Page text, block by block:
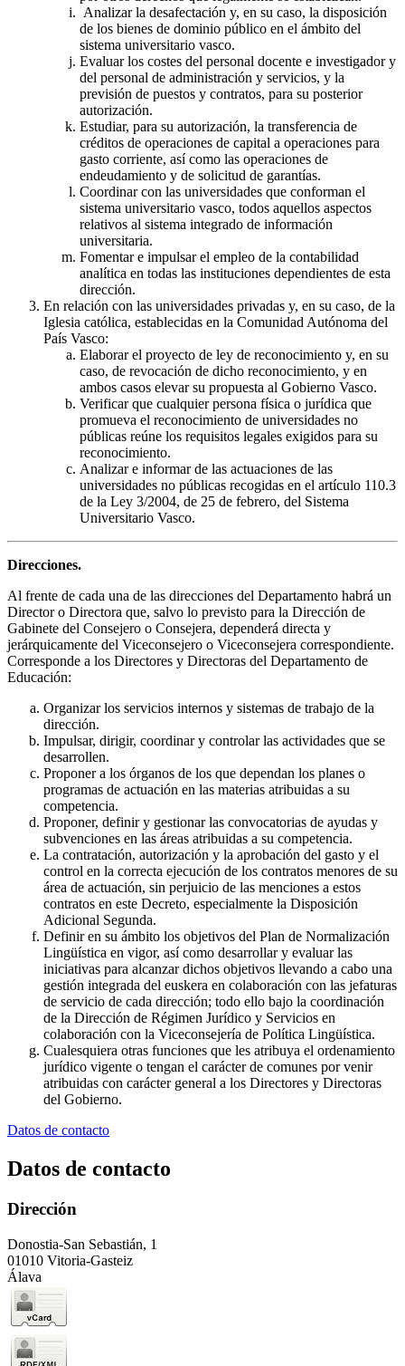
Analizar la desafectación y, en su caso, la disposición
de los bienes de dominio público en el ámbito del
sistema universitario vasco.
Evaluar los costes del personal docente e investigador y
del personal de administración y servicios, y la
previsión de puestos y contratos, para su posterior
autorización.
Estudiar, para su autorización, la transferencia de
créditos de operaciones de capital a operaciones para
gasto corriente, así como las operaciones de
endeudamiento y de solicitud de garantías.
Coordinar con las universidades que conforman el
sistema universitario vasco, todos aquellos aspectos
relativos al sistema integrado de información
universitaria.
Fomentar e impulsar el empleo de la contabilidad
analítica en todas las instituciones dependientes de esta
dirección.
En relación con las universidades privadas y, en su caso, de la
Iglesia católica, establecidas en la Comunidad Autónoma del
País Vasco:
Elaborar el proyecto de ley de reconocimiento y, en su
caso, de revocación de dicho reconocimiento, y en
ambos casos elevar su propuesta al Gobierno Vasco.
Verificar que cualquier persona física o jurídica que
promueva el reconocimiento de universidades no
públicas reúne los requisitos legales exigidos para su
reconocimiento.
Analizar e informar de las actuaciones de las
universidades no públicas recogidas en el artículo 110.3
de la Ley 3/2004, de 25 de febrero, del Sistema
Universitario Vasco.
Direcciones.
Al frente de cada una de las direcciones del Departamento habrá un
Director o Directora que, salvo lo previsto para la Dirección de
Gabinete del Consejero o Consejera, dependerá directa y
jerárquicamente del Viceconsejero o Viceconsejera correspondiente.
Corresponde a los Directores y Directoras del Departamento de
Educación:
Organizar los servicios internos y sistemas de trabajo de la
dirección.
Impulsar, dirigir, coordinar y controlar las actividades que se
desarrollen.
Proponer a los órganos de los que dependan los planes o
programas de actuación en las materias atribuidas a su
competencia.
Proponer, definir y gestionar las convocatorias de ayudas y
subvenciones en las áreas atribuidas a su competencia.
La contratación, autorización y la aprobación del gasto y el
control en la correcta ejecución de los contratos menores de su
área de actuación, sin perjuicio de las menciones a estos
contratos en este Decreto, especialmente la Disposición
Adicional Segunda.
Definir en su ámbito los objetivos del Plan de Normalización
Lingüística en vigor, así como desarrollar y evaluar las
iniciativas para alcanzar dichos objetivos llevando a cabo una
gestión integrada del euskera en colaboración con las jefaturas
de servicio de cada dirección; todo ello bajo la coordinación
de la Dirección de Régimen Jurídico y Servicios en
colaboración con la Viceconsejería de Política Lingüística.
Cualesquiera otras funciones que les atribuya el ordenamiento
jurídico vigente o tengan el carácter de comunes por venir
atribuidas con carácter general a los Directores y Directoras
del Gobierno.
Datos de contacto
Datos de contacto
Dirección
Donostia-San Sebastián, 1
01010 Vitoria-Gasteiz
Álava